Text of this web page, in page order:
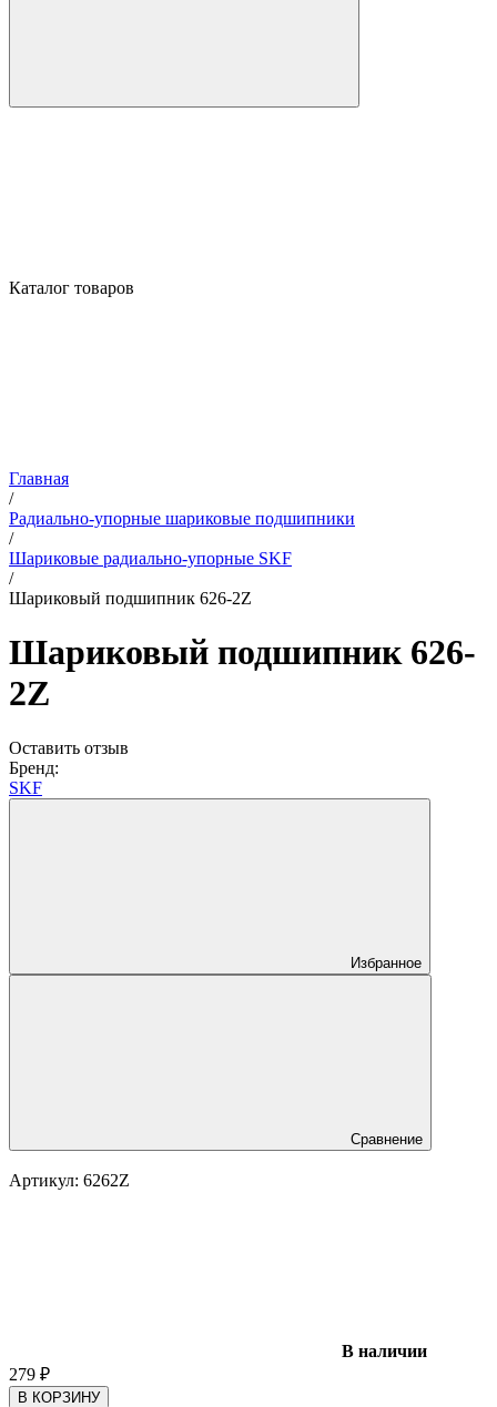
Каталог товаров
Главная
/
Радиально-упорные шариковые подшипники
/
Шариковые радиально-упорные SKF
/
Шариковый подшипник 626-2Z
Шариковый подшипник 626-
2Z
Оставить отзыв
Бренд:
SKF
Избранное
Сравнение
Артикул: 6262Z
В наличии
279 ₽
В КОРЗИНУ